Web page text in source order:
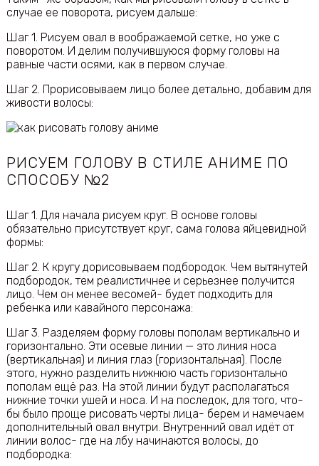
случае ее поворота, рисуем дальше:
Шаг 1. Рисуем овал в воображаемой сетке, но уже с
поворотом. И делим получившуюся форму головы на
равные части осями, как в первом случае.
Шаг 2. Прорисовываем лицо более детально, добавим для
живости волосы:
РИСУЕМ ГОЛОВУ В СТИЛЕ АНИМЕ ПО
СПОСОБУ №2
Шаг 1. Для начала рисуем круг. В основе головы
обязательно присутствует круг, сама голова яйцевидной
формы:
Шаг 2. К кругу дорисовываем подбородок. Чем вытянутей
подбородок, тем реалистичнее и серьезнее получится
лицо. Чем он менее весомей- будет подходить для
ребенка или кавайного персонажа:
Шаг 3. Разделяем форму головы пополам вертикально и
горизонтально. Эти осевые линии — это линия носа
(вертикальная) и линия глаз (горизонтальная). После
этого, нужно разделить нижнюю часть горизонтально
пополам ещё раз. На этой линии будут располагаться
нижние точки ушей и носа. И на последок, для того, что-
бы было проще рисовать черты лица- берем и намечаем
дополнительный овал внутри. Внутренний овал идёт от
линии волос- где на лбу начинаются волосы, до
подбородка: